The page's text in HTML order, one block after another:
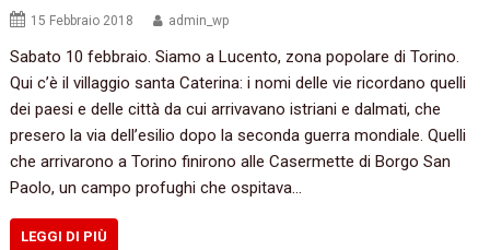
15 Febbraio 2018 admin_wp
Sabato 10 febbraio. Siamo a Lucento, zona popolare di Torino.
Qui c’è il villaggio santa Caterina: i nomi delle vie ricordano quelli
dei paesi e delle città da cui arrivavano istriani e dalmati, che
presero la via dell’esilio dopo la seconda guerra mondiale. Quelli
che arrivarono a Torino finirono alle Casermette di Borgo San
Paolo, un campo profughi che ospitava…
LEGGI DI PIÙ